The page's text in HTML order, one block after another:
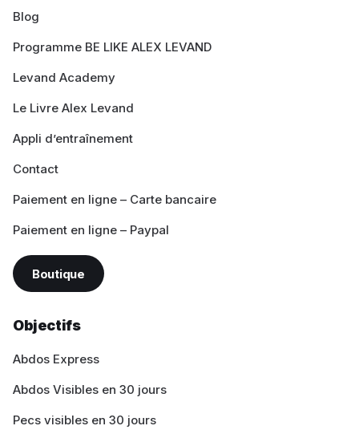
Blog
Programme BE LIKE ALEX LEVAND
Levand Academy
Le Livre Alex Levand
Appli d’entraînement
Contact
Paiement en ligne – Carte bancaire
Paiement en ligne – Paypal
Boutique
Objectifs
Abdos Express
Abdos Visibles en 30 jours
Pecs visibles en 30 jours